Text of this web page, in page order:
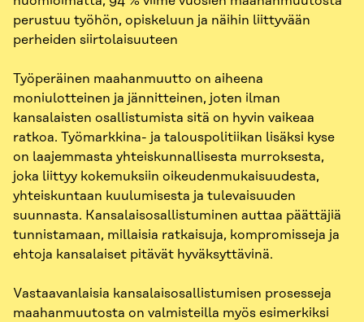
perustuu työhön, opiskeluun ja näihin liittyvään
perheiden siirtolaisuuteen
Työperäinen maahanmuutto on aiheena
moniulotteinen ja jännitteinen, joten ilman
kansalaisten osallistumista sitä on hyvin vaikeaa
ratkoa. Työmarkkina- ja talouspolitiikan lisäksi kyse
on laajemmasta yhteiskunnallisesta murroksesta,
joka liittyy kokemuksiin oikeudenmukaisuudesta,
yhteiskuntaan kuulumisesta ja tulevaisuuden
suunnasta. Kansalaisosallistuminen auttaa päättäjiä
tunnistamaan, millaisia ratkaisuja, kompromisseja ja
ehtoja kansalaiset pitävät hyväksyttävinä.
Vastaavanlaisia kansalaisosallistumisen prosesseja
maahanmuutosta on valmisteilla myös esimerkiksi